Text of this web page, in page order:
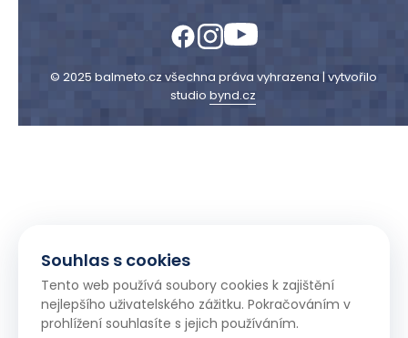
Souhlas s cookies
Tento web používá soubory cookies k zajištění
nejlepšího uživatelského zážitku. Pokračováním v
prohlížení souhlasíte s jejich používáním.
© 2025 balmeto.cz všechna práva vyhrazena | vytvořilo
studio bynd.cz